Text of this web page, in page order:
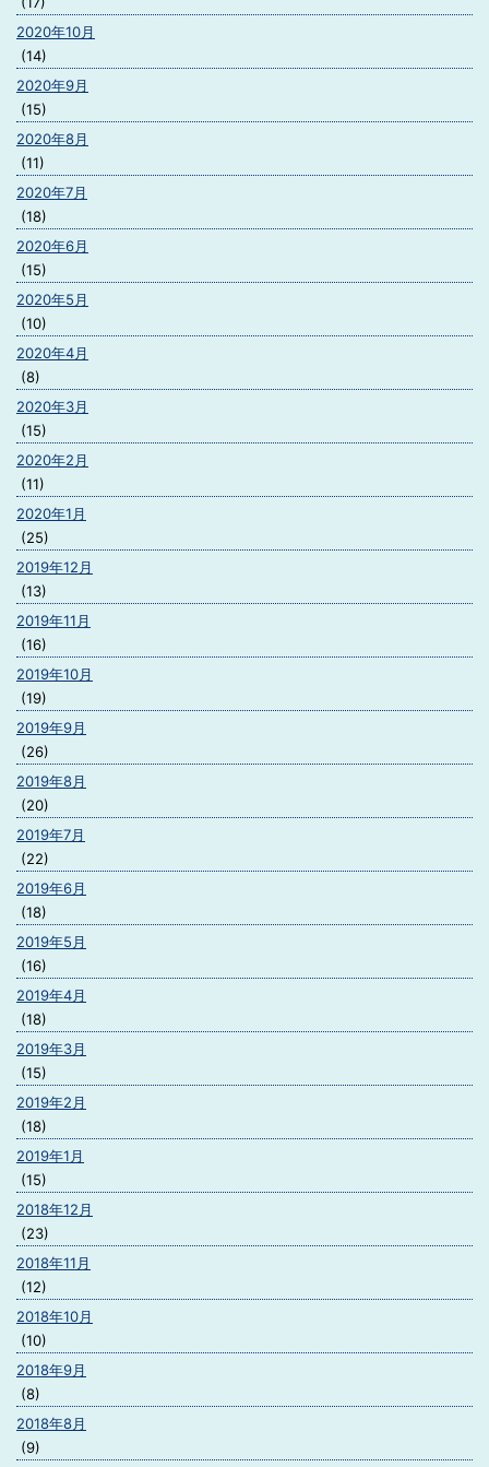
2020年10月
(14)
2020年9月
(15)
2020年8月
(11)
2020年7月
(18)
2020年6月
(15)
2020年5月
(10)
2020年4月
(8)
2020年3月
(15)
2020年2月
(11)
2020年1月
(25)
2019年12月
(13)
2019年11月
(16)
2019年10月
(19)
2019年9月
(26)
2019年8月
(20)
2019年7月
(22)
2019年6月
(18)
2019年5月
(16)
2019年4月
(18)
2019年3月
(15)
2019年2月
(18)
2019年1月
(15)
2018年12月
(23)
2018年11月
(12)
2018年10月
(10)
2018年9月
(8)
2018年8月
(9)